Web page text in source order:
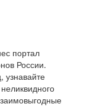
портал
России.
узнавайте